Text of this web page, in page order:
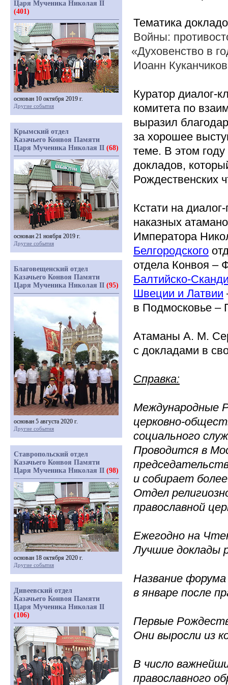
Тематика
Войны:
«Духовенство в
Иоанн
Куратор диалог-
комитета по
выразил
за хорошее
теме. В этом
докладов,
Рождественских
Кстати на
наказных
Императора
Белгородского
отдела Конвоя –
Балтийско-
Швеции и Латвии
в Подмосковье –
Атаманы А. М.
с докладами в
Справка:
Международные
церковно-
социального
Проводится в
и собирает
Отдел
православной
Ежегодно на
Лучшие доклады
Название
в январе после
Первые
Они выросли из
В число
православного
Царя Мученика Николая II
(401)
основан 10 октября 2019 г.
Другие события
Крымский отдел
Казачьего Конвоя Памяти
Царя Мученика Николая II (68)
основан 21 ноября 2019 г.
Другие события
Благовещенский отдел
Казачьего Конвоя Памяти
Царя Мученика Николая II (95)
основан 5 августа 2020 г.
Другие события
Ставропольский отдел
Казачьего Конвоя Памяти
Царя Мученика Николая II (98)
основан 18 октября 2020 г.
Другие события
Дивеевский отдел
Казачьего Конвоя Памяти
Царя Мученика Николая II
(106)